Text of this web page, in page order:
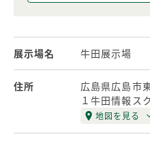
展示場名 牛田展示場
住所
広島県広島市
１牛田情報ス
地図を見る